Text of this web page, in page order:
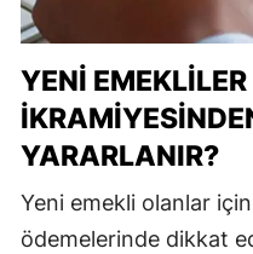
YENI
YARARLANIR?
Yeni emekli olanlar
ödemelerinde dikkat